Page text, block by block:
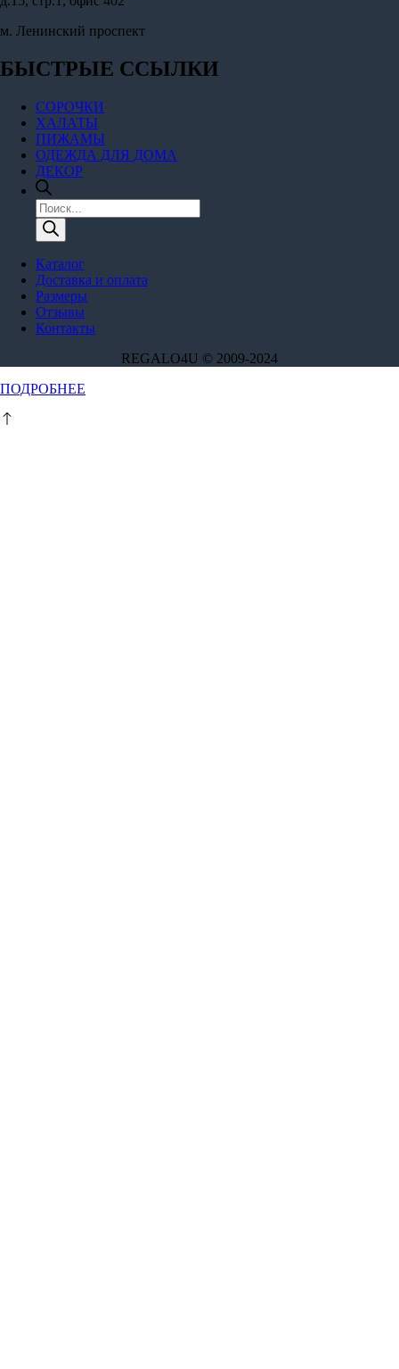
м. Ленинский проспект
БЫСТРЫЕ ССЫЛКИ
СОРОЧКИ
ХАЛАТЫ
ПИЖАМЫ
ОДЕЖДА ДЛЯ ДОМА
ДЕКОР
Поиск
товаров
Каталог
Доставка и оплата
Размеры
Отзывы
Контакты
REGALO4U © 2009-2024
ПОДРОБНЕЕ